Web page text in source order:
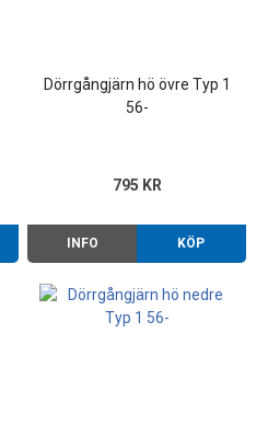
Dörrgångjärn hö övre Typ 1
56-
795 KR
INFO KÖP